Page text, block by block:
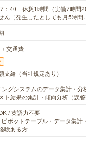
：40 休憩1時間（実働7時間
ん（発生したとしても月5時
交通費
支給（当社規定あり）
グシステムのデータ集計・分
ト結果の集計・傾向分析（誤
/ 英語力不要
ボットテーブル・データ集計
験ある方